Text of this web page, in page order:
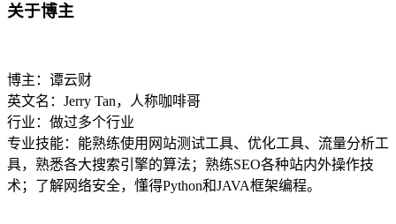
关于博主
博主：谭云财
英文名：Jerry Tan，人称咖啡哥
行业：做过多个行业
专业技能：能熟练使用网站测试工具、优化工具、流量分析工
具，熟悉各大搜索引擎的算法；熟练SEO各种站内外操作技
术；了解网络安全，懂得Python和JAVA框架编程。